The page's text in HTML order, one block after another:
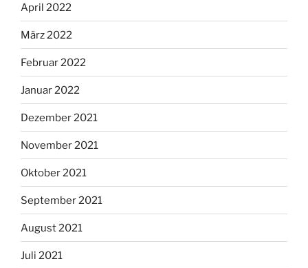
April 2022
März 2022
Februar 2022
Januar 2022
Dezember 2021
November 2021
Oktober 2021
September 2021
August 2021
Juli 2021